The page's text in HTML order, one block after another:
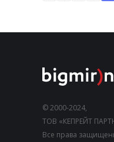
© 2000-2024,
ТОВ «КЕПРЕЙТ
Все права